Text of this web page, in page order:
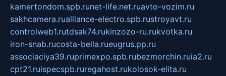
kamertondom.spb.runet-life.net.ruavto-vozim.ru
sakhcamera.rualliance-electro.spb.rustroyavt.ru
controlweb1.rutdsak74.rukinzozo-ru.rukvotka.ru
iron-snab.rucosta-bella.rueugrus.pp.ru
associaciya39.ruprimexpo.spb.rubezmorchin.ruia2.ru
cpt21.ruispecspb.ruregahost.rukolosok-elita.ru